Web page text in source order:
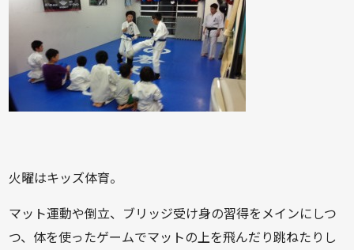
火曜はキッズ体育。
マット運動や倒立、ブリッジ受け身の習得をメインにしつ
つ、体を使ったゲームでマットの上を飛んだり跳ねたりし